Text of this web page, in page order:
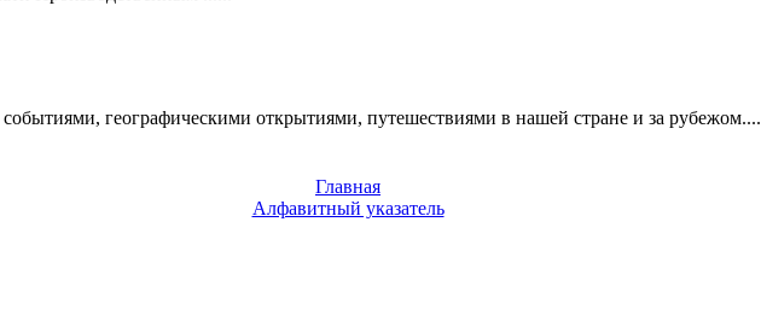
географическими открытиями, путешествиями в нашей стране и за рубежом....
Главная
Алфавитный указатель